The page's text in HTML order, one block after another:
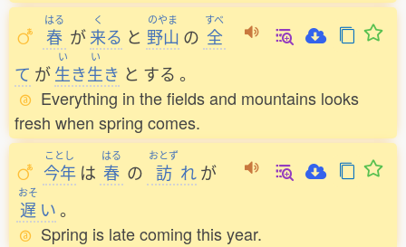
はる
春 が
く
来る と
のやま
野山 の
すべ
全
て が
い
生き
い
生き と する 。
Everything in the fields and mountains looks
fresh when spring comes.
ことし
今年 は
はる
春 の
おとず
訪 れが
おそ
遅 い。
Spring is late coming this year.